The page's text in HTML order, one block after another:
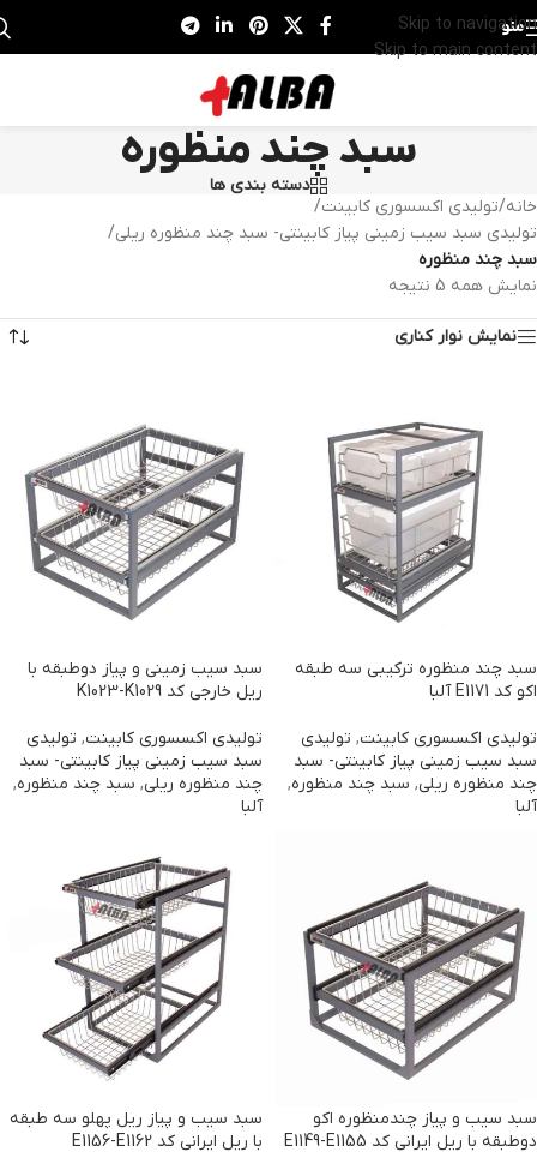
Skip to navigation
Skip to main content
منو
سبد چند منظوره
دسته بندی ها
خانه/تولیدی اکسسوری کابینت/
تولیدی سبد سیب زمینی پیاز کابینتی- سبد چند منظوره ریلی/
سبد چند منظوره
نمایش همه 5 نتیجه
نمایش نوار کناری
سبد چند منظوره ترکیبی سه طبقه
اکو کد E1171 آلبا
تولیدی اکسسوری کابینت, تولیدی
سبد سیب زمینی پیاز کابینتی- سبد
چند منظوره ریلی, سبد چند منظوره,
آلبا
سبد سیب زمینی و پیاز دوطبقه با
ریل خارجی کد K1023-K1029
تولیدی اکسسوری کابینت, تولیدی
سبد سیب زمینی پیاز کابینتی- سبد
چند منظوره ریلی, سبد چند منظوره,
آلبا
سبد سیب و پیاز چندمنظوره اکو
دوطبقه با ریل ایرانی کد E1149-E1155
سبد سیب و پیاز ریل پهلو سه طبقه
با ریل ایرانی کد E1156-E1162